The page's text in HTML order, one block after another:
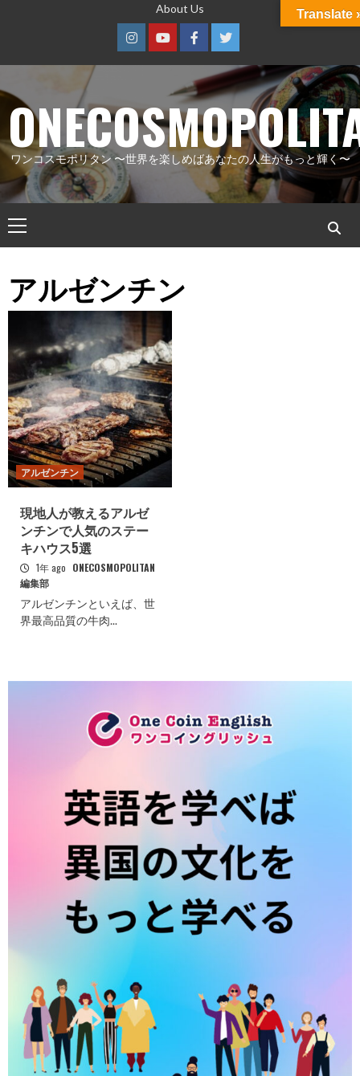
ツ
へ
ス
キ
ッ
プ
About Us
InstagramYoutubeFacebookTwitter
ワンコスモポリタン 〜世界を楽しめばあなたの人生がもっと輝く〜
イ
メ
ニ
ー
アルゼンチン
アルゼンチン
現地人が教えるアルゼ
ンチンで人気のステー
キハウス5選
1年 ago ONECOSMOPOLITAN
編集部
アルゼンチンといえば、世
界最高品質の牛肉...
Translate